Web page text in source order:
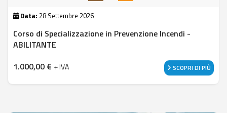
Data: 28 Settembre 2026
Corso di Specializzazione in Prevenzione Incendi -
ABILITANTE
1.000,00 € + IVA SCOPRI DI PIÙ